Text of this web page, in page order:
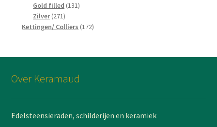
producten
Gold filled 131131
Zilver 271271
producten
Kettingen/ Colliers 172172
Over Keramaud
Edelsteensieraden, schilderijen en keramiek